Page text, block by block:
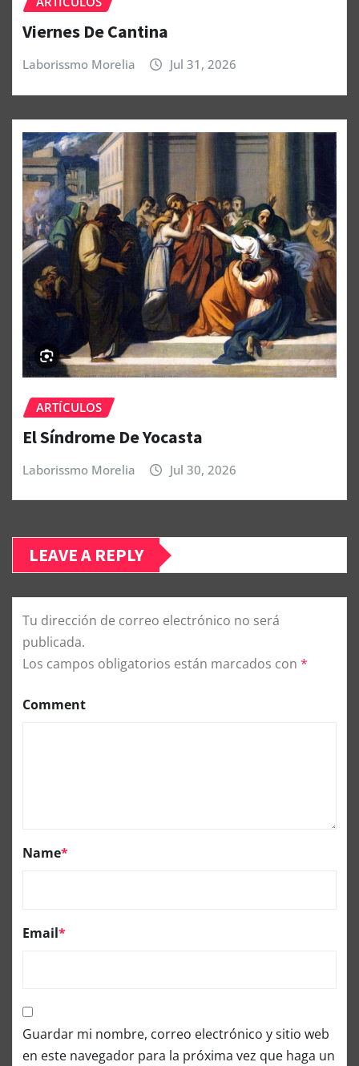
Viernes De Cantina
Laborissmo Morelia Jul 31, 2026
ARTÍCULOS
El Síndrome De Yocasta
Laborissmo Morelia Jul 30, 2026
LEAVE A REPLY
Tu dirección de correo electrónico no será
publicada.
Los campos obligatorios están marcados con *
Comment
Name*
Email*
Guardar mi nombre, correo electrónico y sitio web
en este navegador para la próxima vez que haga un